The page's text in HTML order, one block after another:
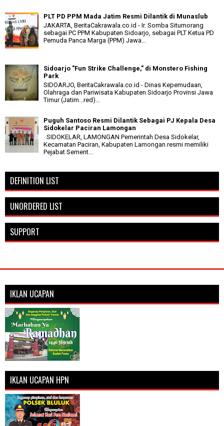
PLT PD PPM Mada Jatim Resmi Dilantik di Munaslub
JAKARTA, BeritaCakrawala.co.id - Ir. Somba Situmorang
sebagai PC PPM Kabupaten Sidoarjo, sebagai PLT Ketua PD
Pemuda Panca Marga (PPM) Jawa...
Sidoarjo "Fun Strike Challenge," di Monstero Fishing
Park
SIDOARJO, BeritaCakrawala.co.id - Dinas Kepemudaan,
Olahraga dan Pariwisata Kabupaten Sidoarjo Provinsi Jawa
Timur (Jatim...red)...
Puguh Santoso Resmi Dilantik Sebagai PJ Kepala Desa
Sidokelar Paciran Lamongan
SIDOKELAR, LAMONGAN Pemerintah Desa Sidokelar,
Kecamatan Paciran, Kabupaten Lamongan resmi memiliki
Pejabat Sement...
DEFINITION LIST
UNORDERED LIST
SUPPORT
IKLAN UCAPAN
IKLAN UCAPAN HPN